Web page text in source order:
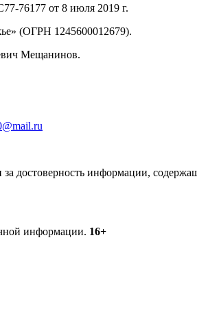
76177 от 8 июля 2019 г.
(ОГРН 1245600012679).
Мещанинов.
за достоверность информации,
информации. 16+